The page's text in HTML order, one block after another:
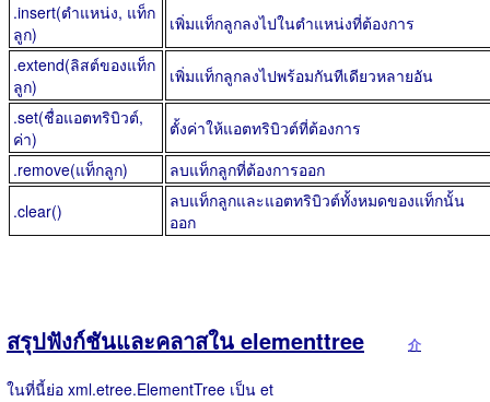
.insert(ตำแหน่ง, แท็ก
ลูก)
เพิ่มแท็กลูกลงไปในตำแหน่งที่ต้องการ
.extend(ลิสต์ของแท็ก
ลูก)
เพิ่มแท็กลูกลงไปพร้อมกันทีเดียวหลายอัน
.set(ชื่อแอตทริบิวต์,
ค่า)
ตั้งค่าให้แอตทริบิวต์ที่ต้องการ
.remove(แท็กลูก)
ลบแท็กลูกที่ต้องการออก
.clear()
ลบแท็กลูกและแอตทริบิวต์ทั้งหมดของแท็กนั้น
ออก
สรุปฟังก์ชันและคลาสใน elementtree 介
ในที่นี้ย่อ xml.etree.ElementTree เป็น et